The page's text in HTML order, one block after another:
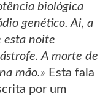
biológica
genético. Ai, a
esta noite
A morte de
mão.» Esta fala
por um